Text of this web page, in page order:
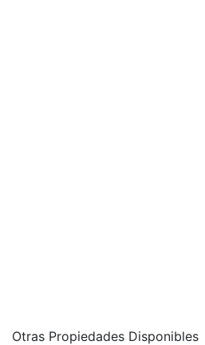
Otras Propiedades Disponibles